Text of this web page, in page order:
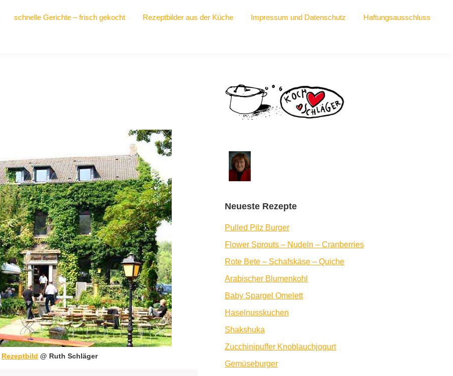
schnelle Gerichte – frisch gekocht Rezeptbilder aus der Küche Impressum und Datenschutz Haftungsausschluss
Rezeptbild @ Ruth Schläger
Seitenspalte
Neueste Rezepte
Pulled Pilz Burger
Flower Sprouts – Nudeln – Cranberries
Rote Bete – Schafskäse – Quiche
Arabischer Blumenkohl
Baby Spargel Omelett
Haselnusskuchen
Shakshuka
Zucchinipuffer Knoblauchjogurt
Gemüseburger